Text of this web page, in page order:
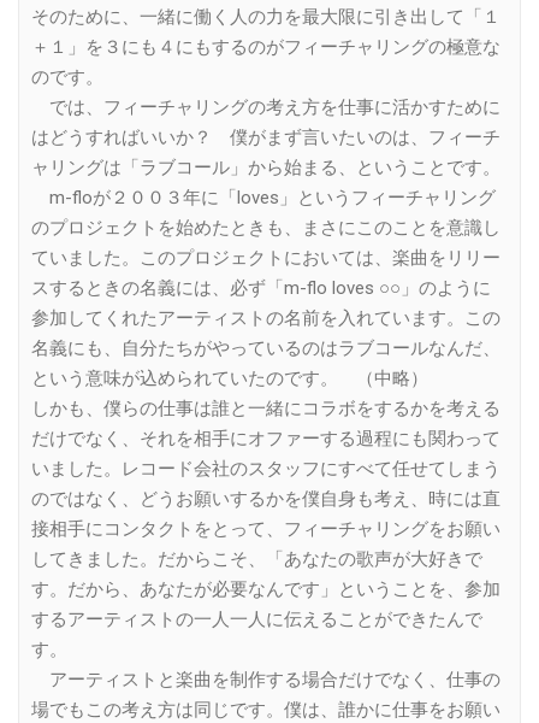
そのために、一緒に働く人の力を最大限に引き出して「１
＋１」を３にも４にもするのがフィーチャリングの極意な
のです。
では、フィーチャリングの考え方を仕事に活かすために
はどうすればいいか？ 僕がまず言いたいのは、フィーチ
ャリングは「ラブコール」から始まる、ということです。
m-floが２００３年に「loves」というフィーチャリング
のプロジェクトを始めたときも、まさにこのことを意識し
ていました。このプロジェクトにおいては、楽曲をリリー
スするときの名義には、必ず「m-flo loves ○○」のように
参加してくれたアーティストの名前を入れています。この
名義にも、自分たちがやっているのはラブコールなんだ、
という意味が込められていたのです。 （中略）
しかも、僕らの仕事は誰と一緒にコラボをするかを考える
だけでなく、それを相手にオファーする過程にも関わって
いました。レコード会社のスタッフにすべて任せてしまう
のではなく、どうお願いするかを僕自身も考え、時には直
接相手にコンタクトをとって、フィーチャリングをお願い
してきました。だからこそ、「あなたの歌声が大好きで
す。だから、あなたが必要なんです」ということを、参加
するアーティストの一人一人に伝えることができたんで
す。
アーティストと楽曲を制作する場合だけでなく、仕事の
場でもこの考え方は同じです。僕は、誰かに仕事をお願い